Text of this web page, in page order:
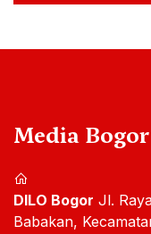
Media Bogor
DILO Bogor Jl.
Babakan,